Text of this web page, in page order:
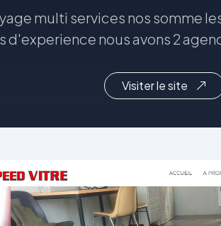
multi services nos somme
d'experience nous avons 2
Visiter le site